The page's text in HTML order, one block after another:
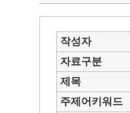
작성자
자료구분
제목
주제어키워드